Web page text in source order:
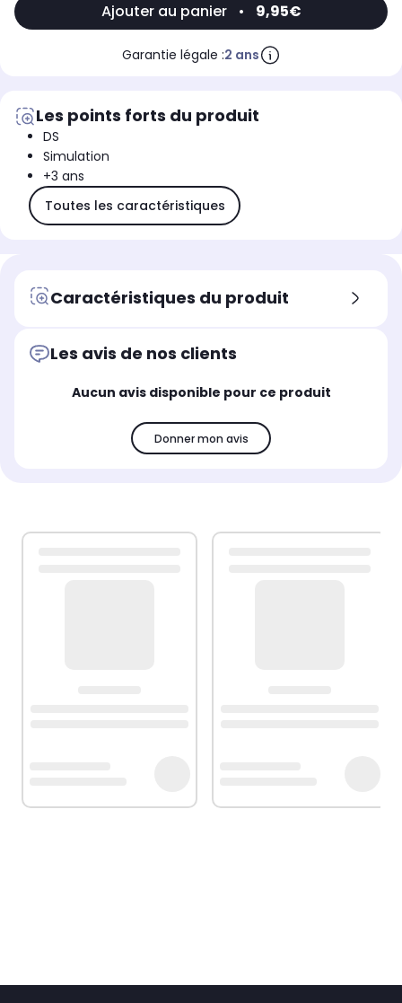
Ajouter au panier • 9,95€
Garantie légale :2 ans
Les points forts du produit
DS
Simulation
+3 ans
Toutes les caractéristiques
Caractéristiques du produit
Les avis de nos clients
Aucun avis disponible pour ce produit
Donner mon avis